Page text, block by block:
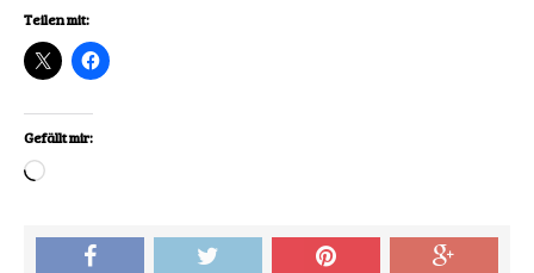
Teilen mit:
Gefällt mir:
Loading…